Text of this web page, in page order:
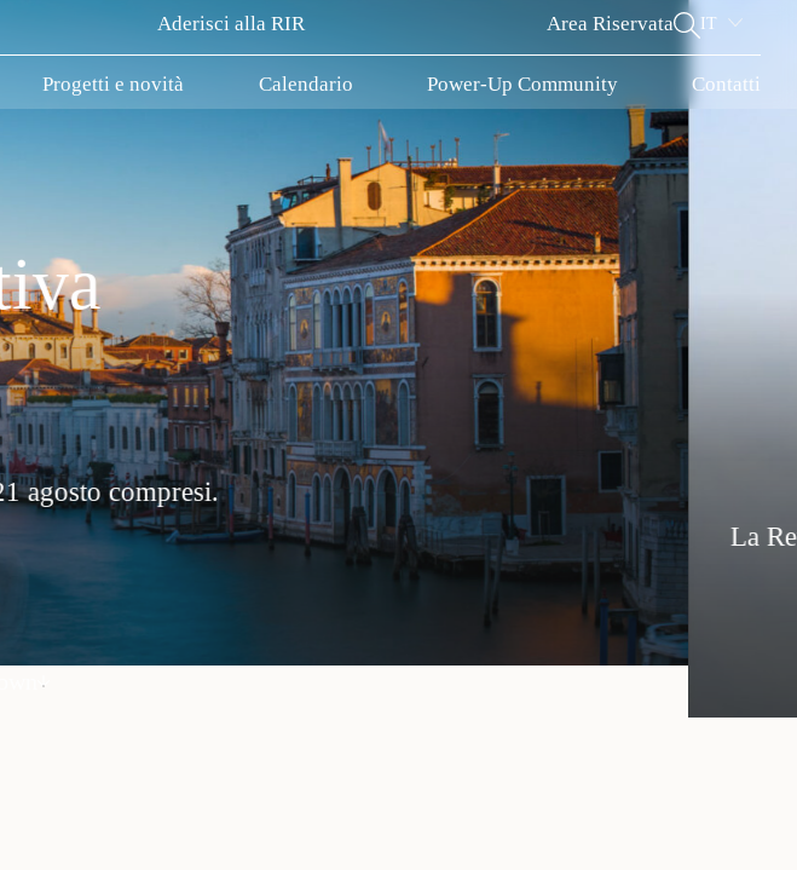
Aderisci alla RIR Area Riservata IT
Progetti e novità Calendario Power-Up Community Contatti
Chi
La Rete Innovativa Regionale Venetian Cluster, nasce per
pubblico privata dei settori creativi,